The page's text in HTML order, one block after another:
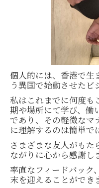
個人的には、香港で生
う異国で始動させたビ
私はこれまでに何度も
期や場所にて学び、働
であり、その軽微なマ
に理解するのは簡単で
さまざまな友人がもた
ながりに心から感謝し
率直なフィードバック
末を迎えることができ